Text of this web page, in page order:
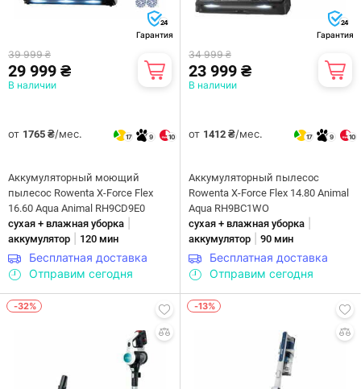
24
Гарантия
39 999 ₴
29 999 ₴
В наличии
от 1765 ₴/мес. 17 9 10
Аккумуляторный моющий
пылесос Rowenta X-Force Flex
16.60 Aqua Animal RH9CD9E0
сухая + влажная уборка
аккумулятор 120 мин
Бесплатная доставка
Отправим сегодня
24
Гарантия
34 999 ₴
23 999 ₴
В наличии
от 1412 ₴/мес. 17 9 10
Аккумуляторный пылесос
Rowenta X-Force Flex 14.80 Animal
Aqua RH9BC1WO
сухая + влажная уборка
аккумулятор 90 мин
Бесплатная доставка
Отправим сегодня
-32% -13%